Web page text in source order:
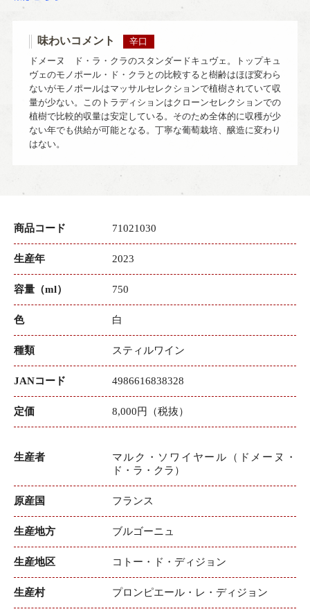
味わいコメント
辛口
ドメーヌ ド・ラ・クラのスタンダードキュヴェ。トップキュ
ヴェのモノポール・ド・クラとの比較すると樹齢はほぼ変わら
ないがモノポールはマッサルセレクションで植樹されていて収
量が少ない。このトラディションはクローンセレクションでの
植樹で比較的収量は安定している。そのため全体的に収穫が少
ない年でも供給が可能となる。丁寧な葡萄栽培、醸造に変わり
はない。
商品コード 71021030
生産年 2023
容量（ml） 750
色 白
種類 スティルワイン
JANコード 4986616838328
定価 8,000円（税抜）
生産者
マルク・ソワイヤール（ドメーヌ・
ド・ラ・クラ）
原産国 フランス
生産地方 ブルゴーニュ
生産地区 コトー・ド・ディジョン
生産村 プロンピエール・レ・ディジョン